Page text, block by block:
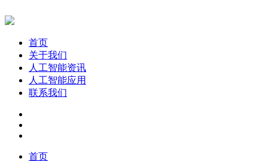
首页
关于我们
人工智能资讯
人工智能应用
联系我们
首页